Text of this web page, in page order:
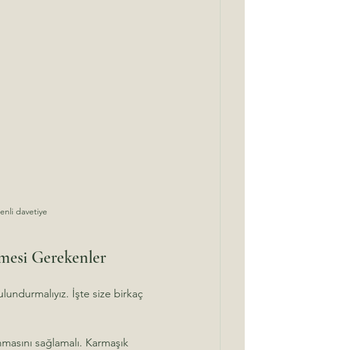
davetiye
Gerekenler
İşte size birkaç
sağlamalı. Karmaşık